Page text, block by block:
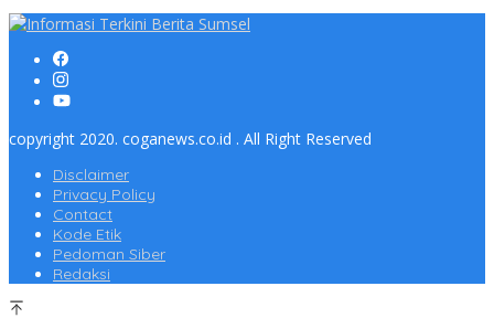
copyright 2020. coganews.co.id . All Right Reserved
Disclaimer
Privacy Policy
Contact
Kode Etik
Pedoman Siber
Redaksi